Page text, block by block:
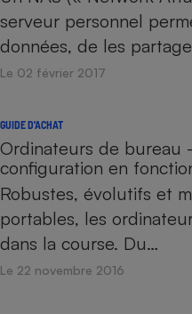
serveur personnel
données, de les
Le 02 février 2017
GUIDE D'ACHAT
Ordinateurs de bureau
configuration en
Robustes, évolutifs et
portables, les
dans la course. Du…
Le 22 novembre 2016